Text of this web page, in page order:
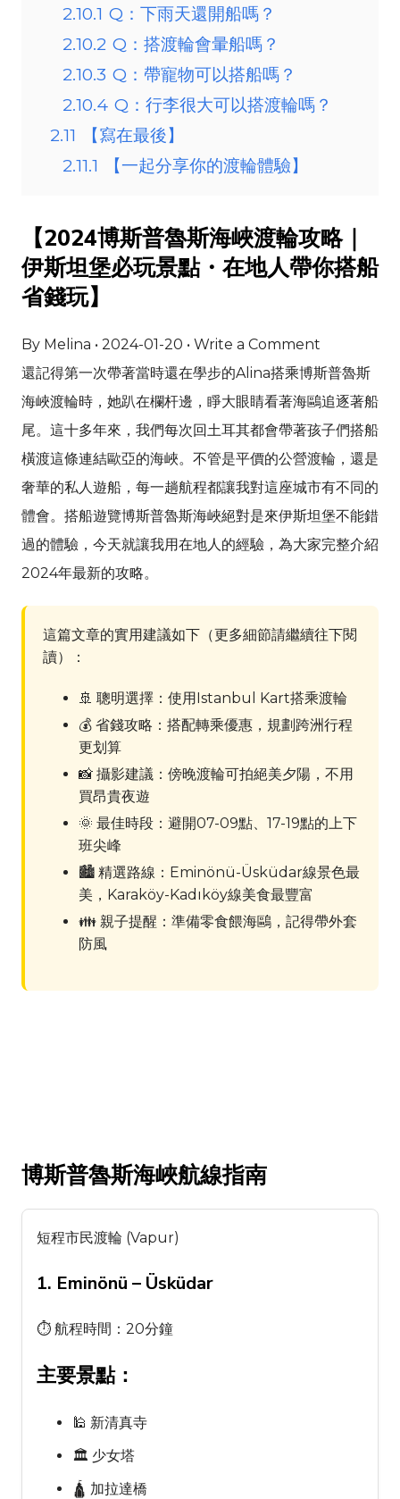
2.10.1 Q：下雨天還開船嗎？
2.10.2 Q：搭渡輪會暈船嗎？
2.10.3 Q：帶寵物可以搭船嗎？
2.10.4 Q：行李很大可以搭渡輪嗎？
2.11
【寫在最後】
2.11.1
【一起分享你的渡輪體驗】
【2024博斯普魯斯海峽渡輪攻略｜
伊斯坦堡必玩景點・在地人帶你搭船
省錢玩】
By Melina • 2024-01-20 • Write a Comment
還記得第一次帶著當時還在學步的Alina搭乘博斯普魯斯
海峽渡輪時，她趴在欄杆邊，睜大眼睛看著海鷗追逐著船
尾。這十多年來，我們每次回土耳其都會帶著孩子們搭船
橫渡這條連結歐亞的海峽。不管是平價的公營渡輪，還是
奢華的私人遊船，每一趟航程都讓我對這座城市有不同的
體會。搭船遊覽博斯普魯斯海峽絕對是來伊斯坦堡不能錯
過的體驗，今天就讓我用在地人的經驗，為大家完整介紹
2024年最新的攻略。
這篇文章的實用建議如下（更多細節請繼續往下閱
讀）：
🚢 聰明選擇：使用Istanbul Kart搭乘渡輪
💰 省錢攻略：搭配轉乘優惠，規劃跨洲行程
更划算
📸 攝影建議：傍晚渡輪可拍絕美夕陽，不用
買昂貴夜遊
🌞 最佳時段：避開07-09點、17-19點的上下
班尖峰
🏙 精選路線：Eminönü-Üsküdar線景色最
美，Karaköy-Kadıköy線美食最豐富
👪 親子提醒：準備零食餵海鷗，記得帶外套
防風
博斯普魯斯海峽航線指南
短程市民渡輪 (Vapur)
1. Eminönü – Üsküdar
⏱ 航程時間：20分鐘
主要景點：
🕌 新清真寺
🏛 少女塔
🛕 加拉達橋